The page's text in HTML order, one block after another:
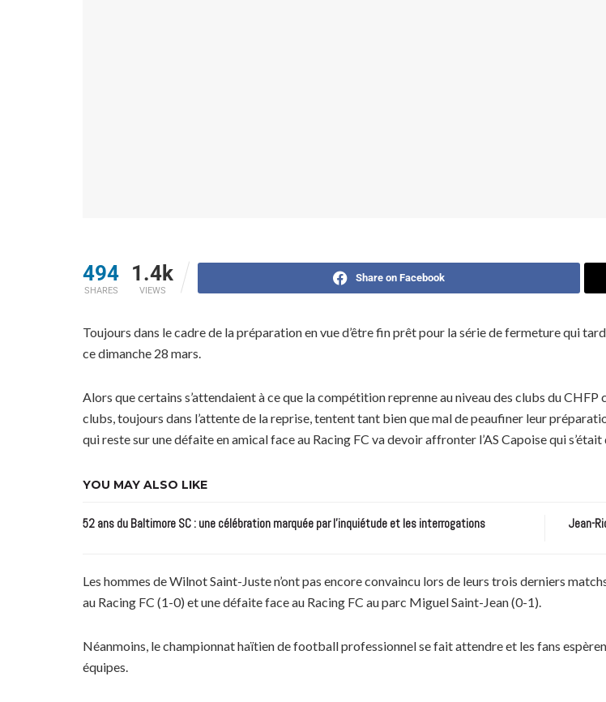
494
SHARES
1.4k
VIEWS
Share on Facebook
Toujours dans le cadre de la préparation en vue d’être fin prêt pour la série de fermeture qui
ce dimanche 28 mars.
Alors que certains s’attendaient à ce que la compétition reprenne au niveau des clubs du
clubs, toujours dans l’attente de la reprise, tentent tant bien que mal de peaufiner leur
qui reste sur une défaite en amical face au Racing FC va devoir affronter l’AS Capoise qui
YOU MAY ALSO LIKE
52 ans du Baltimore SC : une célébration marquée par l’inquiétude et les interrogations Jean-
Les hommes de Wilnot Saint-Juste n’ont pas encore convaincu lors de leurs trois derniers
au Racing FC (1-0) et une défaite face au Racing FC au parc Miguel Saint-Jean (0-1).
Néanmoins, le championnat haïtien de football professionnel se fait attendre et les fans
équipes.